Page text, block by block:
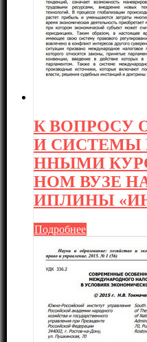
К ВОПРОСУ
И СИСТЕМЫ
ННЫМИ
НОМ ВУЗЕ
ИПЛИНЫ
Подробнее